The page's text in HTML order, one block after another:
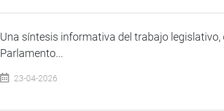
Una síntesis informativa del trabajo
Parlamento...
23-04-2026